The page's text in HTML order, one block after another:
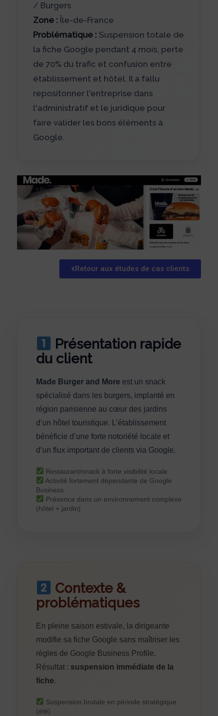
/ Burgers
Zone : Île-de-France
Problématique : Suspension totale de
la fiche Google pendant 4 mois, perte
de 70% du trafic et confusion entre
établissement et hôtel. Il a fallu
repositonner l'entreprise dans
l'administratif et le juridique pour
faire valider les bons éléments à
Google.
Retour aux études de cas clients
Présentation rapide
du client
Made Burger and More est un snack
spécialisé dans les burgers, implanté en
région parisienne au cœur des jardins
d’un hôtel touristique. L’établissement
bénéficie d’une forte notoriété locale et
d’un flux important de clients via Google.
Restaurant/snack à forte visibilité locale
Activité fortement dépendante de Google
Business
Présence dans un environnement complexe
(hôtel + jardin)
Contexte &
problématiques
En pleine saison estivale, la dirigeante
modifie sa fiche Google sans maîtriser les
règles de Google Business Profile.
Résultat : suspension immédiate de la
fiche.
Suspension brutale en période stratégique
(été)